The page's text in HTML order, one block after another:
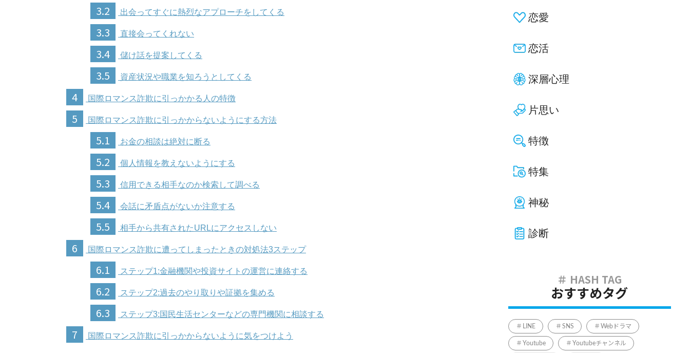
3.2 出会ってすぐに熱烈なアプローチをしてくる
3.3 直接会ってくれない
3.4 儲け話を提案してくる
3.5 資産状況や職業を知ろうとしてくる
4 国際ロマンス詐欺に引っかかる人の特徴
5 国際ロマンス詐欺に引っかからないようにする方法
5.1 お金の相談は絶対に断る
5.2 個人情報を教えないようにする
5.3 信用できる相手なのか検索して調べる
5.4 会話に矛盾点がないか注意する
5.5 相手から共有されたURLにアクセスしない
6 国際ロマンス詐欺に遭ってしまったときの対処法3ステップ
6.1 ステップ1:金融機関や投資サイトの運営に連絡する
6.2 ステップ2:過去のやり取りや証拠を集める
6.3 ステップ3:国民生活センターなどの専門機関に相談する
7 国際ロマンス詐欺に引っかからないように気をつけよう
恋愛
恋活
深層心理
片思い
特徴
特集
神秘
診断
おすすめタグ
LINE SNS Webドラマ
Youtube Youtubeチャンネル